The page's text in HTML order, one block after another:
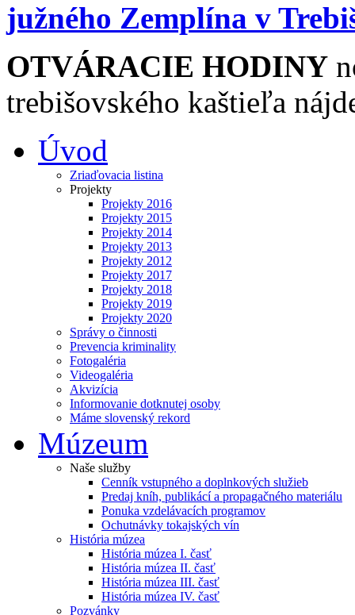
južného Zemplína v
OTVÁRACIE HODINY
trebišovského kaštieľa
Úvod
Zriaďovacia listina
Projekty
Projekty 2016
Projekty 2015
Projekty 2014
Projekty 2013
Projekty 2012
Projekty 2017
Projekty 2018
Projekty 2019
Projekty 2020
Správy o činnosti
Prevencia kriminality
Fotogaléria
Videogaléria
Akvizícia
Informovanie dotknutej osoby
Máme slovenský rekord
Múzeum
Naše služby
Cenník vstupného a doplnkových služieb
Predaj kníh, publikácí a propagačného materiálu
Ponuka vzdelávacích programov
Ochutnávky tokajských vín
História múzea
História múzea I. časť
História múzea II. časť
História múzea III. časť
História múzea IV. časť
Pozvánky